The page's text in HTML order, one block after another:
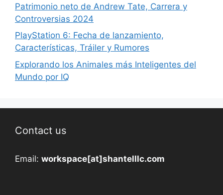
Patrimonio neto de Andrew Tate, Carrera y
Controversias 2024
PlayStation 6: Fecha de lanzamiento,
Características, Tráiler y Rumores
Explorando los Animales más Inteligentes del
Mundo por IQ
Contact us
Email: workspace[at]shantelllc.com